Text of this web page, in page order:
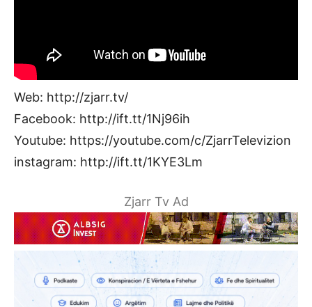
Web: http://zjarr.tv/
Facebook: http://ift.tt/1Nj96ih
Youtube: https://youtube.com/c/ZjarrTelevizion
instagram: http://ift.tt/1KYE3Lm
Zjarr Tv Ad